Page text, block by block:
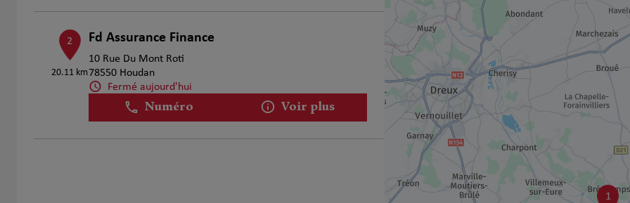
2
20.11 km
Fd Assurance Finance
10 Rue Du Mont Roti
78550 Houdan
Fermé aujourd'hui
Numéro Voir plus
1